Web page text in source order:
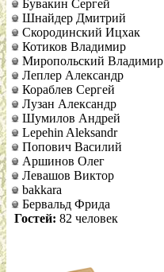
Бувакин Сергей
Шнайдер Дмитрий
Скородинский Ицхак
Котиков Владимир
Миропольский Владимир
Леплер Александр
Кораблев Сергей
Лузан Александр
Шумилов Андрей
Lepehin Aleksandr
Попович Василий
Аршинов Олег
Левашов Виктор
bakkara
Бервальд Фрида
Гостей: 82 человек